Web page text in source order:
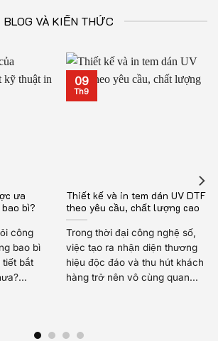
BLOG VÀ KIẾN THỨC
ưa
bì?
công
bao bì
bắt
Thiết kế và in tem dán UV DTF
theo yêu cầu, chất lượng cao
Trong thời đại công nghệ số,
việc tạo ra nhận diện thương
hiệu độc đáo và thu hút khách
hàng trở nên vô cùng quan...
09
Th9